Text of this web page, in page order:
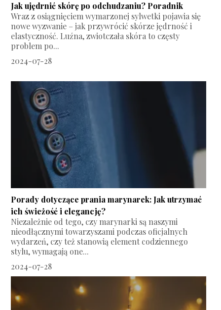
Jak ujędrnić skórę po odchudzaniu? Poradnik
Wraz z osiągnięciem wymarzonej sylwetki pojawia się
nowe wyzwanie – jak przywrócić skórze jędrność i
elastyczność. Luźna, zwiotczała skóra to częsty
problem po...
2024-07-28
Porady dotyczące prania marynarek: Jak utrzymać
ich świeżość i elegancję?
Niezależnie od tego, czy marynarki są naszymi
nieodłącznymi towarzyszami podczas oficjalnych
wydarzeń, czy też stanowią element codziennego
stylu, wymagają one...
2024-07-28